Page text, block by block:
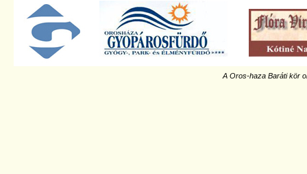
A Oros-haza Baráti kör